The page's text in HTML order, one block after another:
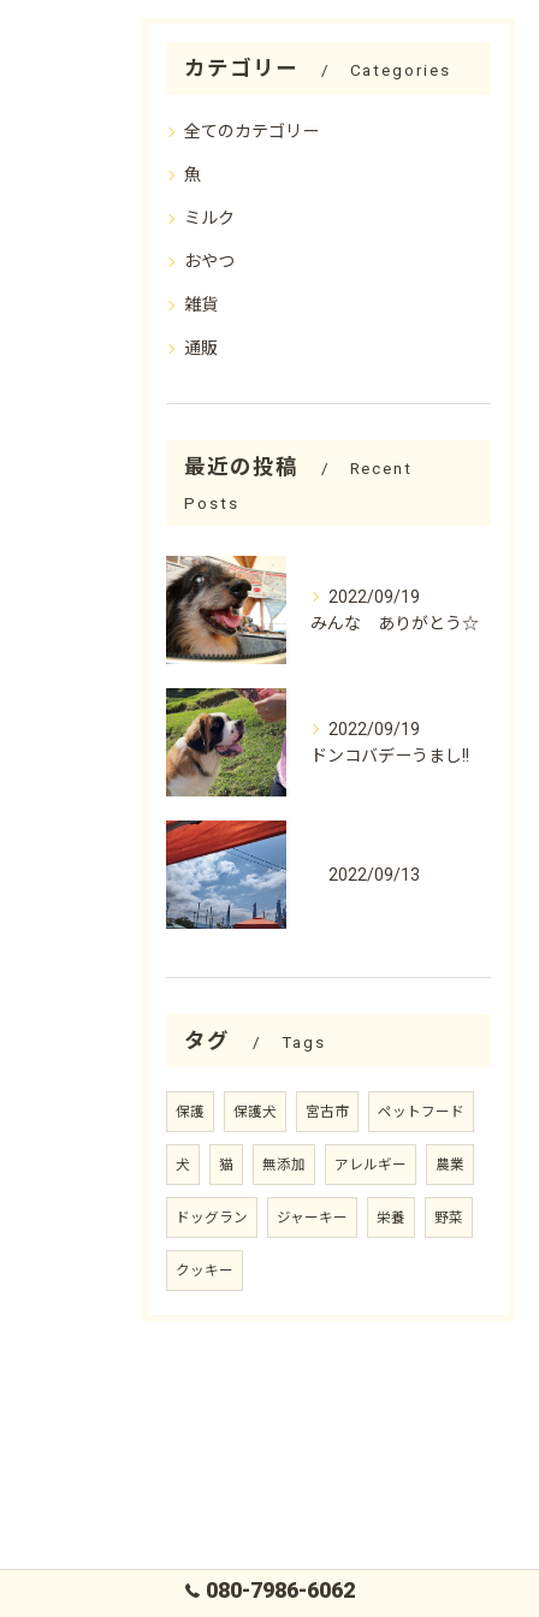
カテゴリー Categories
全てのカテゴリー
魚
ミルク
おやつ
雑貨
通販
最近の投稿
Recent
Posts
2022/09/19
みんな ありがとう☆
2022/09/19
ドンコバデーうまし!!
2022/09/13
タグ Tags
保護 保護犬 宮古市 ペットフード
犬 猫 無添加 アレルギー 農業
ドッグラン ジャーキー 栄養 野菜
クッキー
080-7986-6062